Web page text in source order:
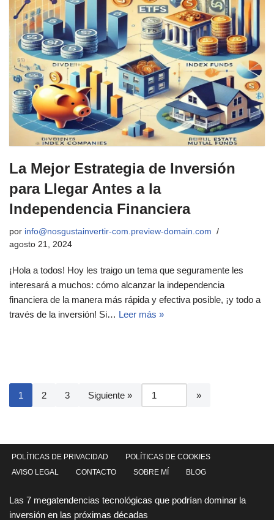
La Mejor Estrategia de Inversión
para Llegar Antes a la
Independencia Financiera
por info@nosgustainvertir-com.preview-domain.com
agosto 21, 2024
¡Hola a todos! Hoy les traigo un tema que seguramente les
interesará a muchos: cómo alcanzar la independencia
financiera de la manera más rápida y efectiva posible, ¡y todo a
través de la inversión! Si… Leer más »
1 2 3 Siguiente »
POLÍTICAS DE PRIVACIDAD
POLÍTICAS DE COOKIES
AVISO LEGAL
CONTACTO SOBRE MÍ BLOG
Las 7 megatendencias tecnológicas que podrían dominar la
inversión en las próximas décadas